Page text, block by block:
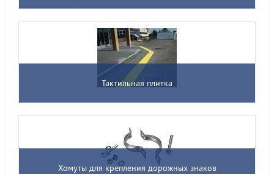
Тактильная плитка
Хомуты для крепления дорожных знаков